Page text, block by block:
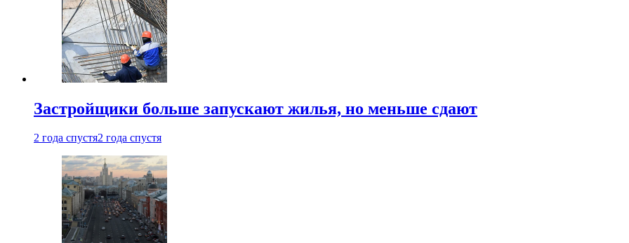
Застройщики больше запускают жилья, но меньше сдают
2 года спустя2 года спустя